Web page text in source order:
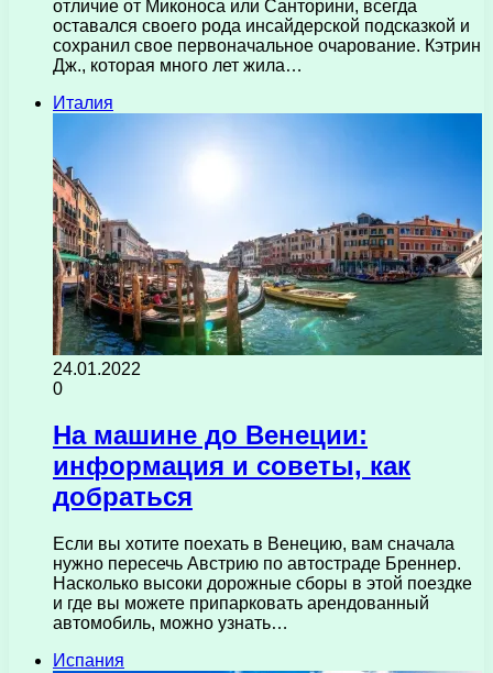
отличие от Миконоса или Санторини, всегда
оставался своего рода инсайдерской подсказкой и
сохранил свое первоначальное очарование. Кэтрин
Дж., которая много лет жила…
Италия
24.01.2022
0
На машине до Венеции:
информация и советы, как
добраться
Если вы хотите поехать в Венецию, вам сначала
нужно пересечь Австрию по автостраде Бреннер.
Насколько высоки дорожные сборы в этой поездке
и где вы можете припарковать арендованный
автомобиль, можно узнать…
Испания